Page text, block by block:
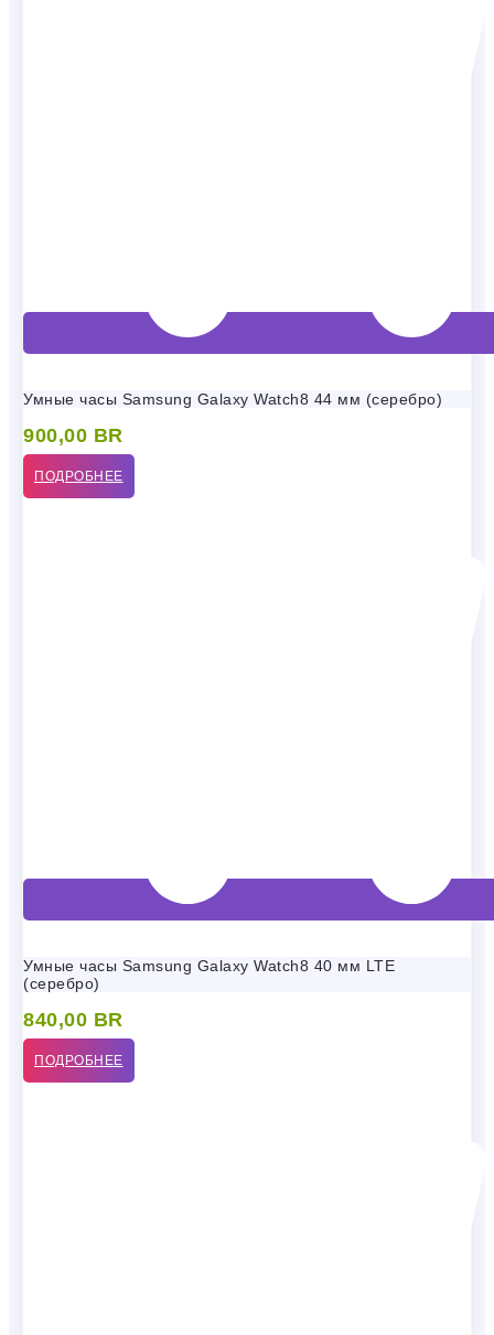
Умные часы Samsung Galaxy Watch8 44 мм (серебро)
900,00 BR
ПОДРОБНЕЕ
Умные часы Samsung Galaxy Watch8 40 мм LTE
(серебро)
840,00 BR
ПОДРОБНЕЕ